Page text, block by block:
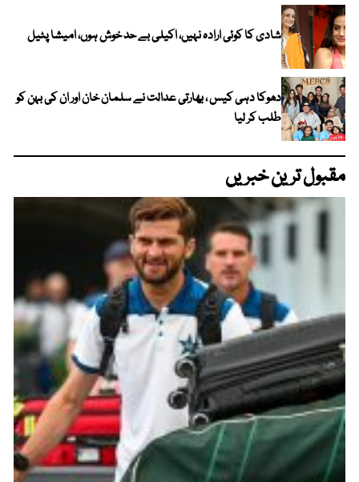
شادی کا کوئی ارادہ نہیں، اکیلی بے حد خوش ہوں، امیشا پٹیل
دھوکا دہی کیس ، بھارتی عدالت نے سلمان خان اور ان کی بہن کو
طلب کر لیا
مقبول ترین خبریں